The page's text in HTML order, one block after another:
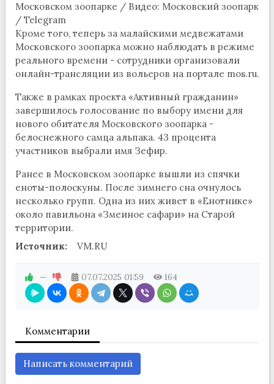
Московском зоопарке / Видео: Московский зоопарк
/ Telegram
Кроме того, теперь за малайскими медвежатами
Московского зоопарка можно наблюдать в режиме
реального времени - сотрудники организовали
онлайн-трансляции из вольеров на портале mos.ru.
Также в рамках проекта «Активный гражданин»
завершилось голосование по выбору имени для
нового обитателя Московского зоопарка -
белоснежного самца альпака. 43 процента
участников выбрали имя Зефир.
Ранее в Московском зоопарке вышли из спячки
еноты-полоскуны. После зимнего сна очнулось
несколько групп. Одна из них живет в «Енотнике»
около павильона «Змеиное сафари» на Старой
территории.
Источник:
VM.RU
— 07.07.2025 01:59 164
Комментарии
Написать комментарий